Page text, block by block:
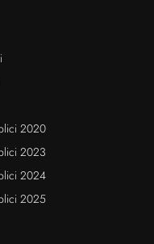
2020
2023
2024
2025